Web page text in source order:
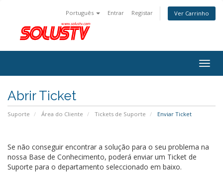
Português Entrar Registar Ver Carrinho
Abrir Ticket
Suporte Área do Cliente Tickets de Suporte Enviar Ticket
Se não conseguir encontrar a solução para o seu problema na
nossa Base de Conhecimento, poderá enviar um Ticket de
Suporte para o departamento seleccionado em baixo.